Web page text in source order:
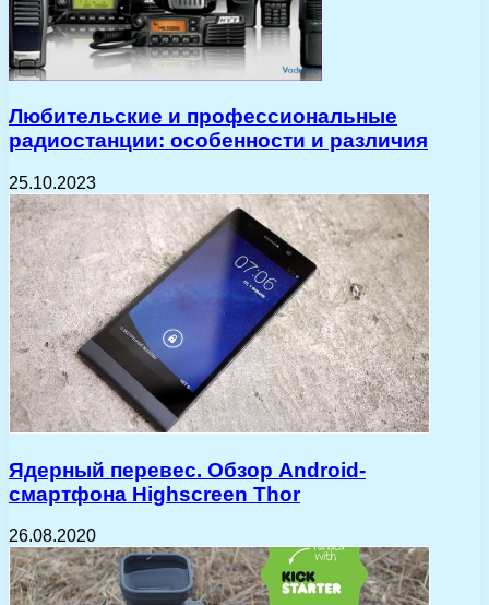
Любительские и профессиональные
радиостанции: особенности и различия
25.10.2023
Ядерный перевес. Обзор Android-
смартфона Highscreen Thor
26.08.2020